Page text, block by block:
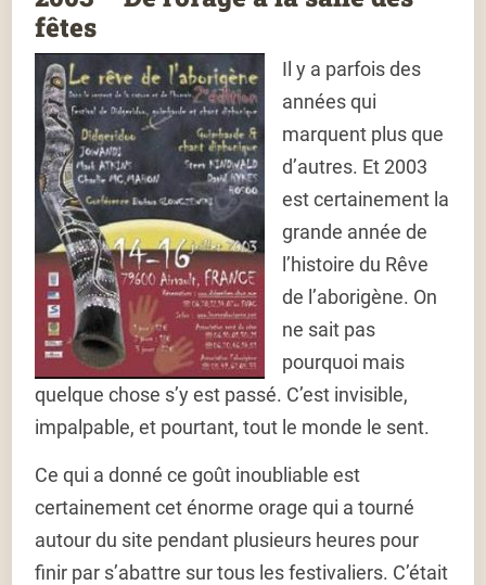
fêtes
Il y a parfois des
années qui
marquent plus que
d’autres. Et 2003
est certainement la
grande année de
l’histoire du Rêve
de l’aborigène. On
ne sait pas
pourquoi mais
quelque chose s’y est passé. C’est invisible,
impalpable, et pourtant, tout le monde le sent.
Ce qui a donné ce goût inoubliable est
certainement cet énorme orage qui a tourné
autour du site pendant plusieurs heures pour
finir par s’abattre sur tous les festivaliers. C’était